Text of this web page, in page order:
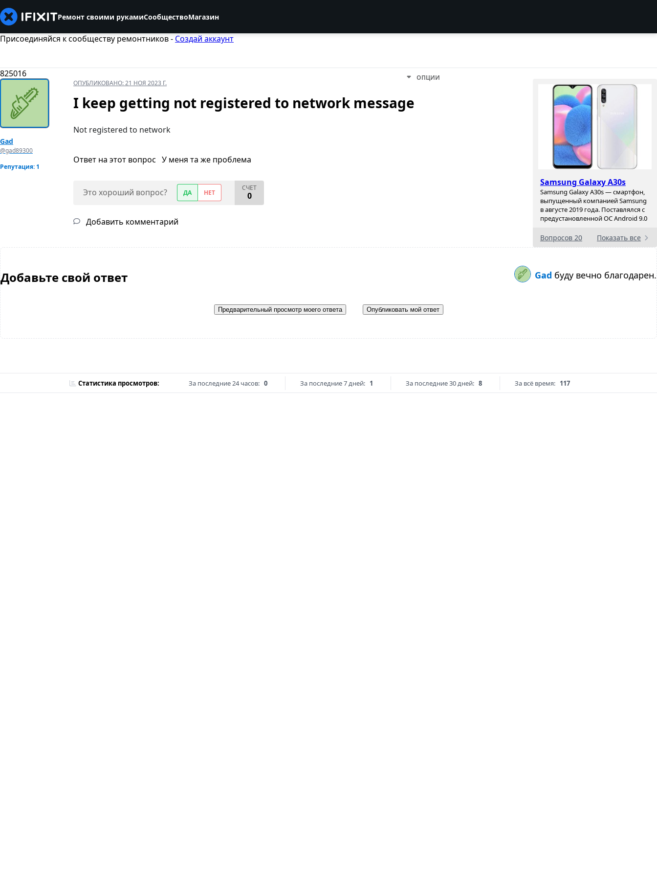
Ремонт своими рукамиСообществоМагазин
Присоединяйся к сообществу ремонтников - Создай аккаунт
825016
Samsung Galaxy A30s
Samsung Galaxy A30s — смартфон,
выпущенный компанией Samsung
в августе 2019 года. Поставлялся с
предустановленной ОС Android 9.0
Вопросов 20 Показать все
Gad
@gad89300
Репутация: 1
ОПУБЛИКОВАНО:21 НОЯ 2023 Г.
ОПЦИИ
I keep getting not registered to network message
Not registered to network
Ответ на этот вопрос У меня та же проблема
Это хороший вопрос? ДА НЕТ
СЧЕТ
0
Добавить комментарий
Добавьте свой ответ Gad буду вечно благодарен.
Предварительный просмотр моего ответа Опубликовать мой ответ
Статистика просмотров: За последние 24 часов: 0 За последние 7 дней: 1 За последние 30 дней: 8 За всё время: 117